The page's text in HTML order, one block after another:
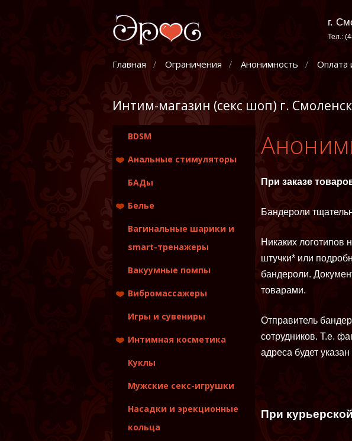
г.
Тел.:
Главная Ограничения Анонимность Оплата
Интим-магазин (секс шоп) г. Смоленск
При заказе
Бандероли
Никаких логотипов
штучки* или
бандероли.
товарами.
Отправитель
сотрудников. Т.е.
адреса будет
При
BDSM
Анальные стимуляторы
Анальные стимуляторы
Анальные стимуляторы
Массажеры простаты
БАДы
Белье
Женское
Вагинальные шарики и
smart-тренажеры
Вакуумные помпы
Вибромассажеры
Вибраторы
Страпоны
Фаллоимитаторы
Игры и сувениры
Интимная косметика
Игры и сувениры
Массажные
Куклы
Мужские секс-игрушки
Насадки и эрекционные
кольца